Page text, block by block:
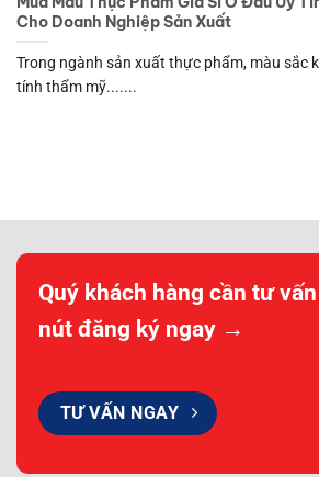
Cho Doanh Nghiệp Sản Xuất
Trong ngành sản xuất thực phẩm, màu sắc
tính thẩm mỹ.......
Quý khách hàng cần tư
nút đăng ký ngay →
TƯ VẤN NGAY